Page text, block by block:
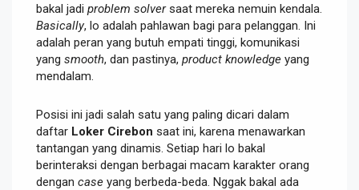
bakal jadi problem solversaat mereka nemuin kendala.
Basically, lo adalah pahlawan bagi para pelanggan. Ini
adalah peran yang butuh empati tinggi, komunikasi
yang smooth, dan pastinya, product knowledge yang
mendalam.
Posisi ini jadi salah satu yang paling dicari dalam
daftar Loker Cirebon saat ini, karena menawarkan
tantangan yang dinamis. Setiap hari lo bakal
berinteraksi dengan berbagai macam karakter orang
dengan case yang berbeda-beda. Nggak bakal ada